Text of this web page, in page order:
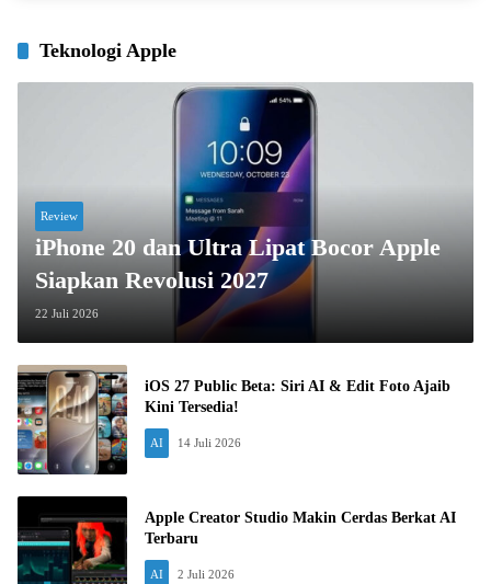
Teknologi Apple
Review
iPhone 20 dan Ultra Lipat Bocor Apple
Siapkan Revolusi 2027
22 Juli 2026
iOS 27 Public Beta: Siri AI & Edit Foto Ajaib
Kini Tersedia!
AI 14 Juli 2026
Apple Creator Studio Makin Cerdas Berkat AI
Terbaru
AI 2 Juli 2026